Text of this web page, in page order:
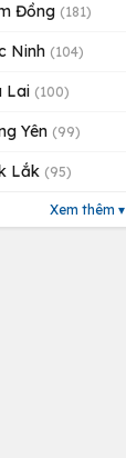
Đồng (181)
Ninh (104)
Lai (100)
Yên (99)
Lắk (95)
Xem thêm ▾